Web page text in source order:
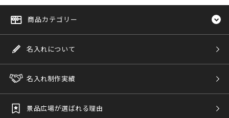
商品カテゴリー
名入れについて
名入れ制作実績
景品広場が選ばれる理由